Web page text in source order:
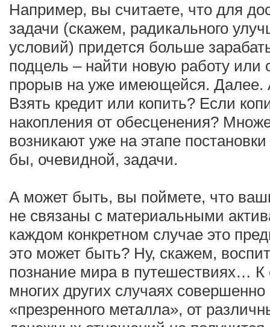
Например, вы считаете, что для
задачи (скажем, радикального
условий) придется больше
подцель – найти новую работу
прорыв на уже имеющейся. Далее.
Взять кредит или копить? Если
накопления от обесценения?
возникают уже на этапе
бы, очевидной, задачи.
А может быть, вы поймете, что
не связаны с материальными
каждом конкретном случае это
это может быть? Ну, скажем,
познание мира в путешествиях…
многих других случаях совершенно
«презренного металла», от